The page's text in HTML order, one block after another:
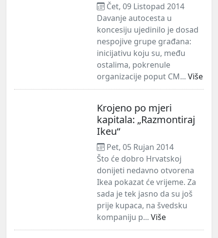
Čet, 09 Listopad 2014
Davanje autocesta u
koncesiju ujedinilo je dosad
nespojive grupe građana:
inicijativu koju su, među
ostalima, pokrenule
organizacije poput CM... Više
Krojeno po mjeri
kapitala: „Razmontiraj
Ikeu“
Pet, 05 Rujan 2014
Što će dobro Hrvatskoj
donijeti nedavno otvorena
Ikea pokazat će vrijeme. Za
sada je tek jasno da su još
prije kupaca, na švedsku
kompaniju p... Više